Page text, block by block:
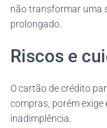
não transformar uma
prolongado.
Riscos e
O cartão de crédito
compras, porém exige
inadimplência.